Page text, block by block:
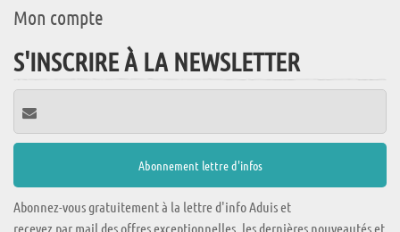
Mon compte
S'INSCRIRE À LA NEWSLETTER
Abonnez-vous gratuitement à la lettre d'info Aduis et
recevez par mail des offres exceptionnelles, les dernières nouveautés et